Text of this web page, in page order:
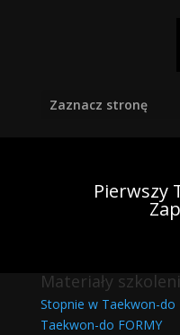
Zaznacz stronę
Pierwszy
Materiały
Stopnie w Taekwon-do
Taekwon-do FORMY